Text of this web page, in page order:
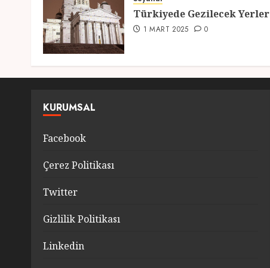
Türkiyede Gezilecek Yerler
1 MART 2025 0
KURUMSAL
Facebook
Çerez Politikası
Twitter
Gizlilik Politikası
Linkedin